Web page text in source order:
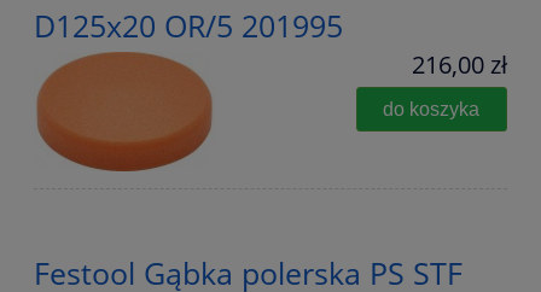
D125x20 OR/5 201995
216,00 zł
do koszyka
Festool Gąbka polerska PS STF